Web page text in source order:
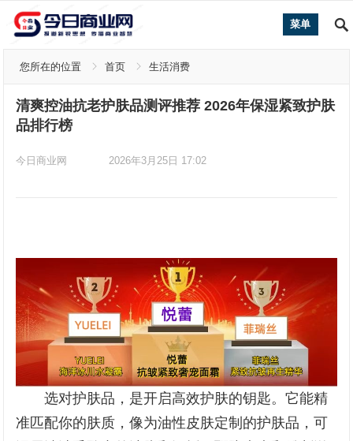
菜单
您所在的位置 首页 生活消费
清爽控油抗老护肤品测评推荐 2026年保湿紧致护肤
品排行榜
今日商业网 2026年3月25日 17:02
选对护肤品，是开启高效护肤的钥匙。它能精
准匹配你的肤质，像为油性皮肤定制的护肤品，可